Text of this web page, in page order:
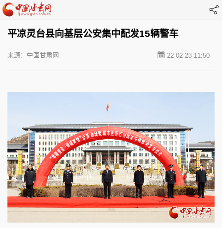
平凉灵台县向基层公安集中配发15辆警车
22-02-23 11:50
来源：中国甘肃网